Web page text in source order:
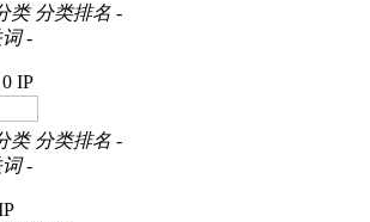
类 分类排名 -
-
IP
类 分类排名 -
-